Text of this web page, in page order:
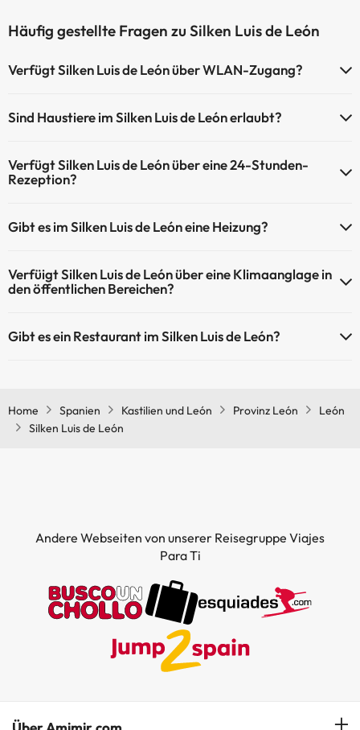
Häufig gestellte Fragen zu Silken Luis de León
Verfügt Silken Luis de León über WLAN-Zugang?
Sind Haustiere im Silken Luis de León erlaubt?
Verfügt Silken Luis de León über eine 24-Stunden-
Rezeption?
Gibt es im Silken Luis de León eine Heizung?
Gemeinschaftsräumen.
Verfüigt Silken Luis de León über eine Klimaanglage in
den öffentlichen Bereichen?
Gemeinschaftsräumen.
Gibt es ein Restaurant im Silken Luis de León?
Home Spanien Kastilien und León Provinz León
León
Silken Luis de León
Andere Webseiten von unserer Reisegruppe Viajes
Para Ti